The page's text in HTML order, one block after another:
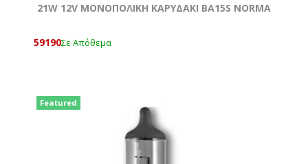
21W 12V MONOΠΟΛΙΚΗ ΚΑΡΥΔΑΚΙ ΒΑ15S NORMA
59190Σε Απόθεμα
Featured